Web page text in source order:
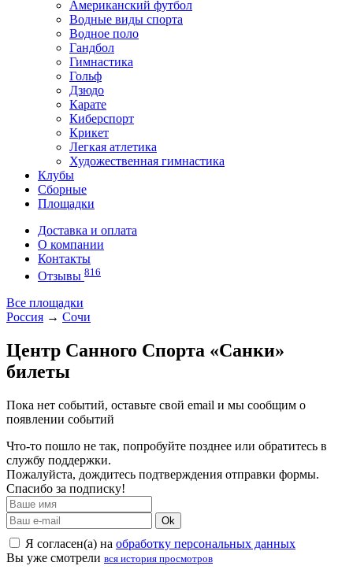
Американский футбол
Водные виды спорта
Водное поло
Гандбол
Гимнастика
Гольф
Дзюдо
Карате
Киберспорт
Крикет
Легкая атлетика
Художественная гимнастика
Клубы
Сборные
Площадки
Доставка и оплата
О компании
Контакты
Отзывы 816
Все площадки
Россия → Сочи
Центр Санного Спорта «Санки»
билеты
Пока нет событий, оставьте свой email и мы сообщим о
появлении событий
Что-то пошло не так, попробуйте позднее или обратитесь в
службу поддержки.
Пожалуйста, дождитесь подтверждения отправки формы.
Спасибо за подписку!
Ok
Я согласен(а) на обработку персональных данных
Вы уже смотрели вся история просмотров